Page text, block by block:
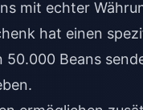
mit echter
hat einen
50.000 Beans